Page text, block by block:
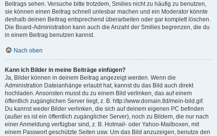
Beitrags sehen. Versuche bitte trotzdem, Smilies nicht zu häufig zu benutzen,
sie können einen Beitrag schnell unlesbar machen und ein Moderator könnte
deshalb deinen Beitrag entsprechend überarbeiten oder gar komplett löschen.
Die Board-Administration kann auch die Anzahl der Smilies begrenzen, die du
in einem Beitrag benutzen kannst.
Nach oben
Kann ich Bilder in meine Beiträge einfügen?
Ja, Bilder können in deinem Beitrag angezeigt werden. Wenn die
Administration Dateianhänge erlaubt hat, kannst du das Bild auch direkt
hochladen. Ansonsten musst du zu einem Bild verlinken, das auf einem
öffentlich zugänglichen Server liegt, z. B. http://www.domain.tld/mein-bild.gif.
Du kannst weder Bilder verlinken, die sich auf deinem eigenen PC befinden
(außer es ist ein öffentlich zugänglicher Server), noch zu Bildern, die nur nach
einer Anmeldung verfügbar sind, z. B. Hotmail- oder Yahoo-Mailboxen, mit
einem Passwort geschützte Seiten usw. Um das Bild anzuzeigen, benutze den